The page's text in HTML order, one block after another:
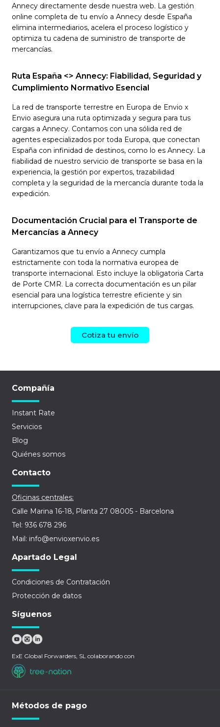
Annecy directamente desde nuestra web. La gestión
online completa de tu envío a Annecy desde España
elimina intermediarios, acelera el proceso logístico y
optimiza tu cadena de suministro de transporte de
mercancías.
Ruta España <> Annecy: Fiabilidad, Seguridad y
Cumplimiento Normativo Esencial
La red de transporte terrestre en Europa de Envio x
Envio asegura una ruta optimizada y segura para tus
cargas a Annecy. Contamos con una sólida red de
agentes especializados por toda Europa, que conectan
España con infinidad de destinos, como lo es Annecy. La
fiabilidad de nuestro servicio de transporte se basa en la
experiencia, la gestión por expertos, trazabilidad
completa y la seguridad de la mercancía durante toda la
expedición.
Documentación Crucial para el Transporte de
Mercancías a Annecy
Garantizamos que tu envío a Annecy cumpla
estrictamente con toda la normativa europea de
transporte internacional. Esto incluye la obligatoria Carta
de Porte CMR. La correcta documentación es un pilar
esencial para una logística terrestre eficiente y sin
interrupciones, clave para la expedición de tus cargas.
Cotiza tu envío
Compañía
Instant Rate
Servicios
Blog
Quiénes somos
Contacto
Oficinas centrales:
Calle Marina 16-18, Planta 27 08005 - Barcelona
Tel: 936 678 296
Mail: info@envioxenvio.es
Apartado Legal
Condiciones de Contratación
Protección de datos
Síguenos
ExE Global Forwarders, SL colaborando con
Métodos de pago